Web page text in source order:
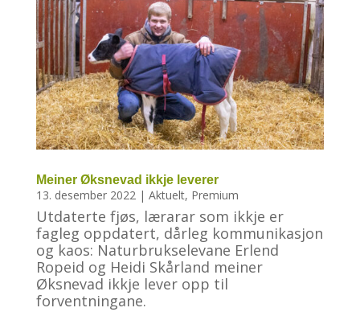
Meiner Øksnevad ikkje leverer
13. desember 2022| Aktuelt, Premium
Utdaterte fjøs, lærarar som ikkje er
fagleg oppdatert, dårleg kommunikasjon
og kaos: Naturbrukselevane Erlend
Ropeid og Heidi Skårland meiner
Øksnevad ikkje lever opp til
forventningane.